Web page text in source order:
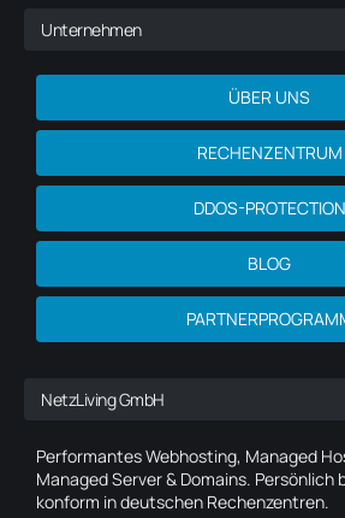
Unternehmen
ÜBER UNS
RECHENZENTRUM
DDOS-PROTECTION
BLOG
NetzLiving GmbH
Performantes Webhosting, Managed
Managed Server & Domains. Persönlich
konform in deutschen Rechenzentren.